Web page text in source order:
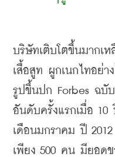
บริษัทเติบโตขึ้นมากเ
เสื้อสูท ผูกเนกไทอย่า
รูปขึ้นปก Forbes ฉบับ
อันดับครั้งแรกเมื่อ 10
เดือนมกราคม ปี
2012
เพียง 500 คน มียอดข